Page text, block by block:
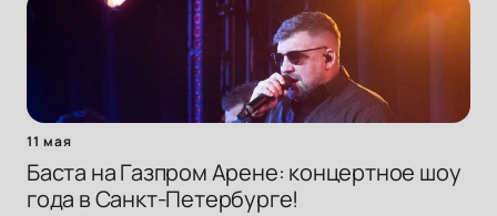
11 мая
Баста на Газпром Арене: концертное шоу
года в Санкт-Петербурге!